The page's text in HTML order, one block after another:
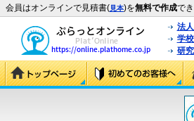
会員はオンラインで見積書(見本)を無料で作成で
法
学
研